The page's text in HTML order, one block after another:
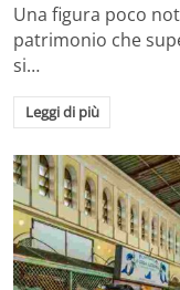
Una figura poco
patrimonio che
si…
Leggi di più